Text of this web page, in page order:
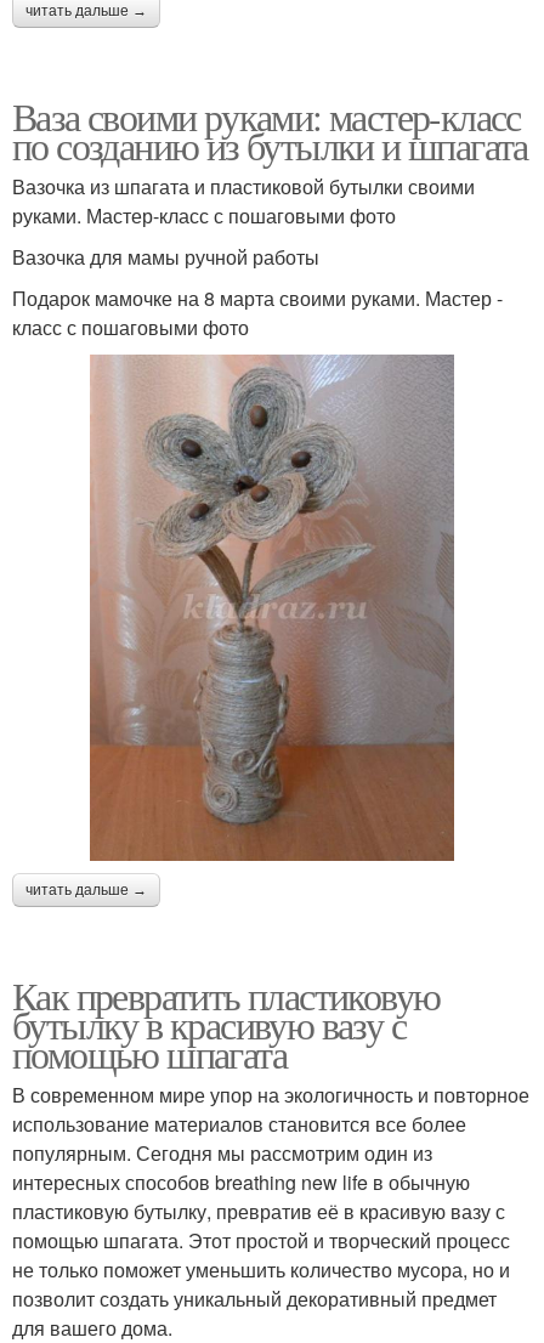
читать дальше →
Ваза своими руками: мастер-класс
по созданию из бутылки и шпагата
Вазочка из шпагата и пластиковой бутылки своими
руками. Мастер-класс с пошаговыми фото
Вазочка для мамы ручной работы
Подарок мамочке на 8 марта своими руками. Мастер -
класс с пошаговыми фото
читать дальше →
Как превратить пластиковую
бутылку в красивую вазу с
помощью шпагата
В современном мире упор на экологичность и повторное
использование материалов становится все более
популярным. Сегодня мы рассмотрим один из
интересных способов breathing new life в обычную
пластиковую бутылку, превратив её в красивую вазу с
помощью шпагата. Этот простой и творческий процесс
не только поможет уменьшить количество мусора, но и
позволит создать уникальный декоративный предмет
для вашего дома.